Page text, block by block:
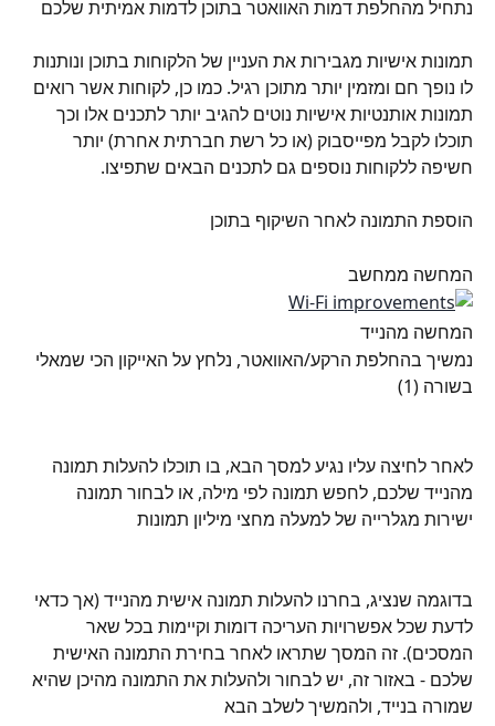
נתחיל מהחלפת דמות האוואטר בתוכן לדמות אמיתית שלכם
תמונות אישיות מגבירות את העניין של הלקוחות בתוכן ונותנות
לו נופך חם ומזמין יותר מתוכן רגיל. כמו כן, לקוחות אשר רואים
תמונות אותנטיות אישיות נוטים להגיב יותר לתכנים אלו וכך
תוכלו לקבל מפייסבוק (או כל רשת חברתית אחרת) יותר
חשיפה ללקוחות נוספים גם לתכנים הבאים שתפיצו.
הוספת התמונה לאחר השיקוף בתוכן
המחשה ממחשב
המחשה מהנייד
נמשיך בהחלפת הרקע/האוואטר, נלחץ על האייקון הכי שמאלי
בשורה (1)
לאחר לחיצה עליו נגיע למסך הבא, בו תוכלו להעלות תמונה
מהנייד שלכם, לחפש תמונה לפי מילה, או לבחור תמונה
ישירות מגלרייה של למעלה מחצי מיליון תמונות
בדוגמה שנציג, בחרנו להעלות תמונה אישית מהנייד (אך כדאי
לדעת שכל אפשרויות העריכה דומות וקיימות בכל שאר
המסכים). זה המסך שתראו לאחר בחירת התמונה האישית
שלכם - באזור זה, יש לבחור ולהעלות את התמונה מהיכן שהיא
שמורה בנייד, ולהמשיך לשלב הבא